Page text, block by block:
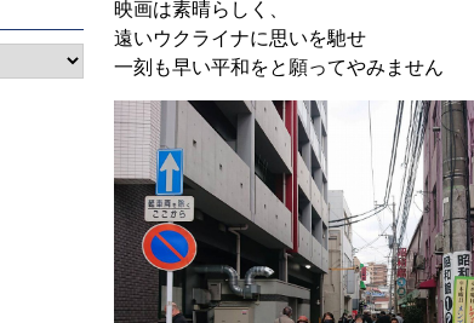
映画は素晴らしく、
遠いウクライナに思いを馳せ
一刻も早い平和をと願ってやみません